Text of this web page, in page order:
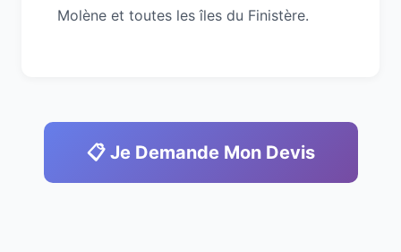
Molène et toutes les îles du Finistère.
📋 Je Demande Mon Devis